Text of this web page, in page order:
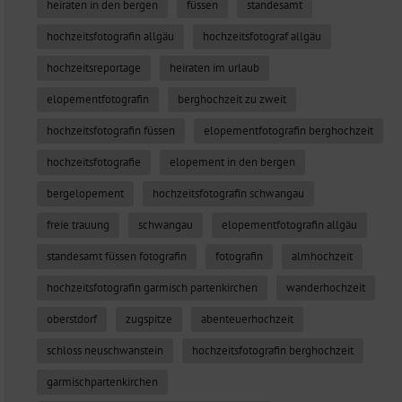
heiraten in den bergen füssen standesamt
hochzeitsfotografin allgäu hochzeitsfotograf allgäu
hochzeitsreportage heiraten im urlaub
elopementfotografin berghochzeit zu zweit
hochzeitsfotografin füssen elopementfotografin berghochzeit
hochzeitsfotografie elopement in den bergen
bergelopement hochzeitsfotografin schwangau
freie trauung schwangau elopementfotografin allgäu
standesamt füssen fotografin fotografin almhochzeit
hochzeitsfotografin garmisch partenkirchen wanderhochzeit
oberstdorf zugspitze abenteuerhochzeit
schloss neuschwanstein hochzeitsfotografin berghochzeit
garmischpartenkirchen